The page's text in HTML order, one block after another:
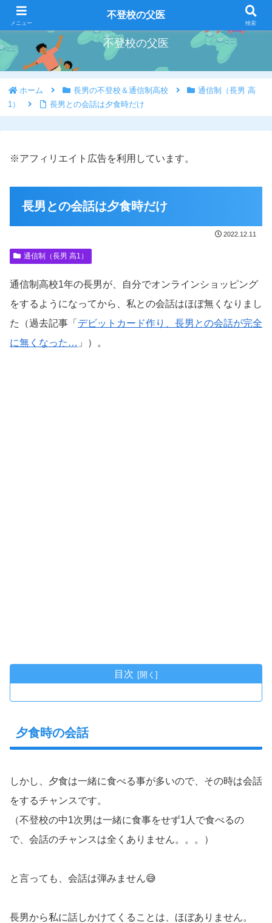
好きな事を好きな時にやろう
不登校の父医
ホーム 長男の不登校＆通信制高校
通信制（長男 高
1）
長男との会話は夕食時だけ
※アフィリエイト広告を利用しています。
長男との会話は夕食時だけ
2022.12.11
通信制（長男 高1）
通信制高校1年の長男が、自分でオンラインショッピング
をするようになってから、私との会話はほぼ無くなりまし
た（過去記事「 デビットカード作り、長男との会話が完全
に無くなった… 」）。
目次
夕食時の会話
しかし、夕食は一緒に食べる事が多いので、その時は会話
をするチャンスです。
（不登校の中1次男は一緒に食事をせず1人で食べるの
で、会話のチャンスは全くありません。。。）
と言っても、会話は弾みません😅
長男から私に話しかけてくることは、ほぼありません。
メニュー
不登校の父医
検索